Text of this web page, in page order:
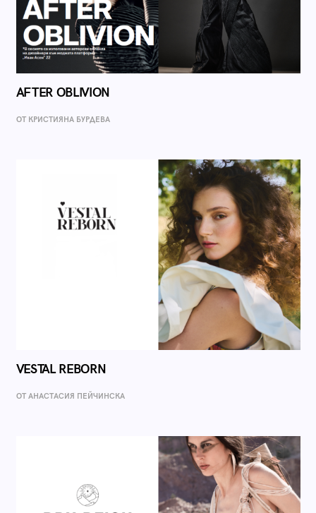
AFTER OBLIVION
ОТ КРИСТИЯНА БУРДЕВА
VESTAL REBORN
ОТ AНАСТАСИЯ ПЕЙЧИНСКА